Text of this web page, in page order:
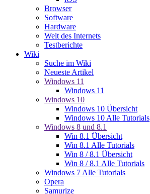
Browser
Software
Hardware
Welt des Internets
Testberichte
Wiki
Suche im Wiki
Neueste Artikel
Windows 11
Windows 11
Windows 10
Windows 10 Übersicht
Windows 10 Alle Tutorials
Windows 8 und 8.1
Win 8.1 Übersicht
Win 8.1 Alle Tutorials
Win 8 / 8.1 Übersicht
Win 8 / 8.1 Alle Tutorials
Windows 7 Alle Tutorials
Opera
Samurize